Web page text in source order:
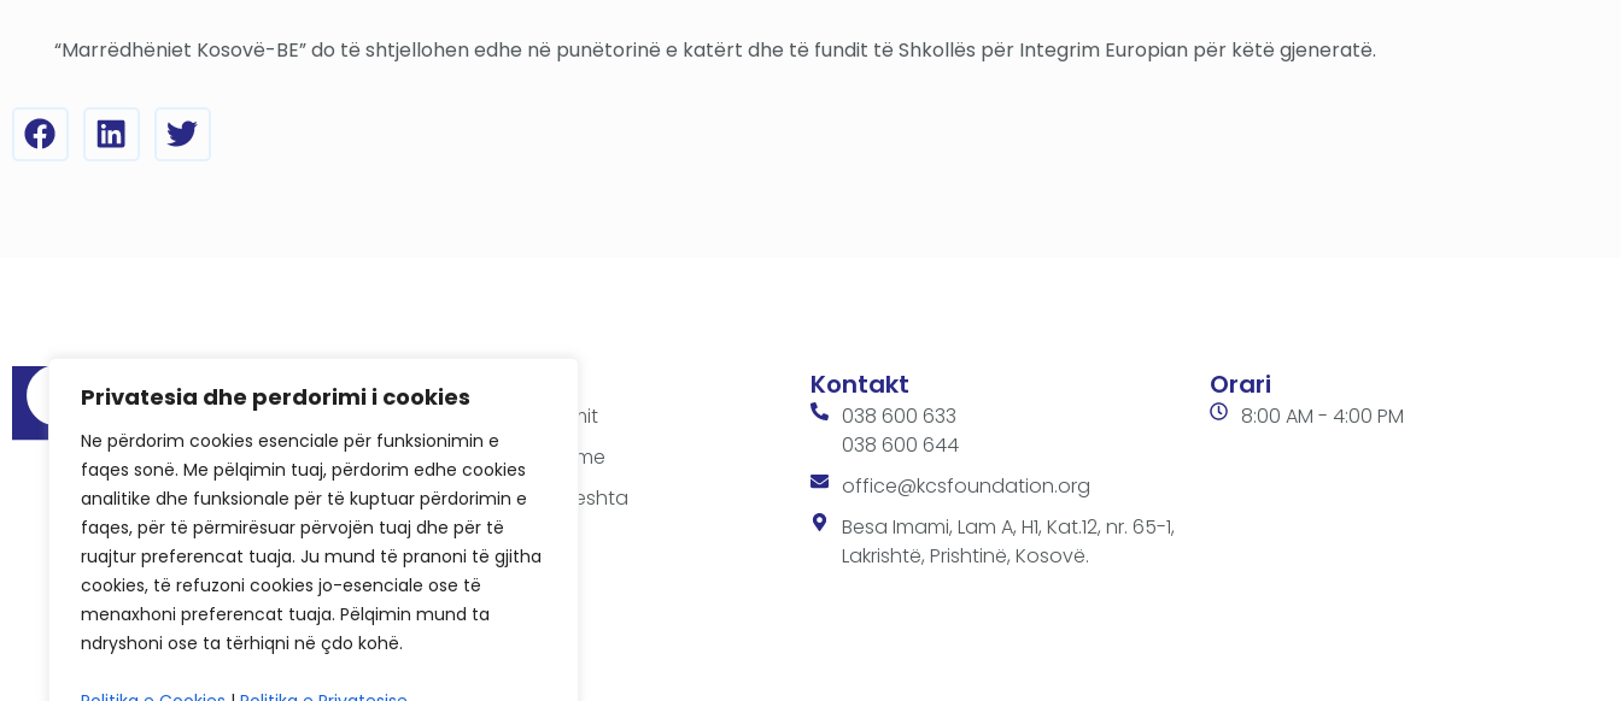
Privatesia dhe perdorimi i cookies
Ne përdorim cookies esenciale për funksionimin e
faqes sonë. Me pëlqimin tuaj, përdorim edhe cookies
analitike dhe funksionale për të kuptuar përdorimin e
faqes, për të përmirësuar përvojën tuaj dhe për të
ruajtur preferencat tuaja. Ju mund të pranoni të gjitha
cookies, të refuzoni cookies jo-esenciale ose të
menaxhoni preferencat tuaja. Pëlqimin mund ta
ndryshoni ose ta tërhiqni në çdo kohë.
“Marrëdhëniet Kosovë-BE” do të shtjellohen edhe në punëtorinë e katërt dhe të fundit të Shkollës për Integrim Europian për këtë gjeneratë.
Menu
Raportet e auditimit
Hapësirat për takime
Pyetjet më të shpeshta
Rastet e suksesit
KCSF në media
Historiku i KCSF-së
Kontakt
038 600 633
038 600 644
office@kcsfoundation.org
Besa Imami, Lam A, H1, Kat.12, nr. 65-1,
Lakrishtë, Prishtinë, Kosovë.
Orari
8:00 AM - 4:00 PM